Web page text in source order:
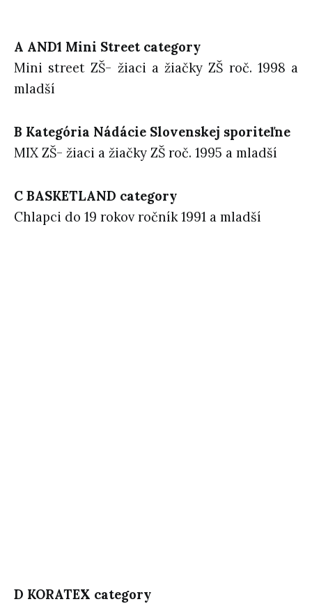
A AND1 Mini Street category
Mini street ZŠ- žiaci a žiačky ZŠ roč. 1998 a
mladší
B Kategória Nádácie Slovenskej sporiteľne
MIX ZŠ- žiaci a žiačky ZŠ roč. 1995 a mladší
C BASKETLAND category
Chlapci do 19 rokov ročník 1991 a mladší
D KORATEX category